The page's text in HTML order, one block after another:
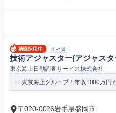
正社員
技術アジャスター(アジャス
東京海上日動調査サービス株式会社
東京海上グループ！年収1000万円
〒020-0026岩手県盛岡市